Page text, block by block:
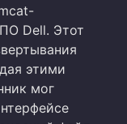
Dell. Этот
этими
мог